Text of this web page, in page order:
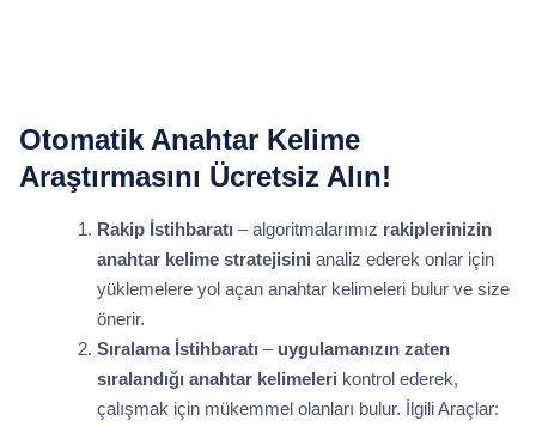
Otomatik Anahtar Kelime
Araştırmasını Ücretsiz Alın!
Rakip İstihbaratı – algoritmalarımız rakiplerinizin
anahtar kelime stratejisini analiz ederek onlar için
yüklemelere yol açan anahtar kelimeleri bulur ve size
önerir.
Sıralama İstihbaratı – uygulamanızın zaten
sıralandığı anahtar kelimeleri kontrol ederek,
çalışmak için mükemmel olanları bulur. İlgili Araçlar: